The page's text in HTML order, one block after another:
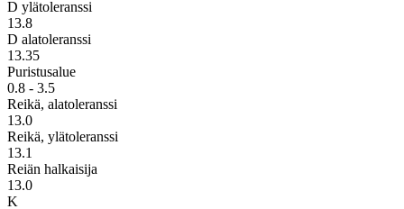
D ylätoleranssi
13.8
D alatoleranssi
13.35
Puristusalue
0.8 - 3.5
Reikä, alatoleranssi
13.0
Reikä, ylätoleranssi
13.1
Reiän halkaisija
13.0
K